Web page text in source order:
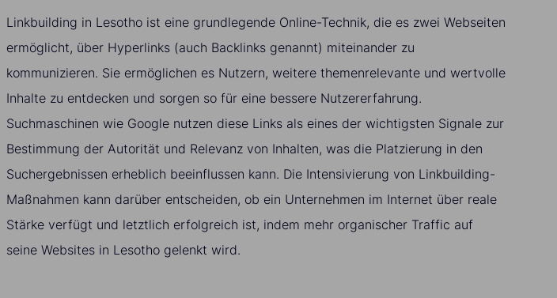
Linkbuilding in Lesotho ist eine grundlegende Online-Technik, die es zwei Webseiten
ermöglicht, über Hyperlinks (auch Backlinks genannt) miteinander zu
kommunizieren. Sie ermöglichen es Nutzern, weitere themenrelevante und wertvolle
Inhalte zu entdecken und sorgen so für eine bessere Nutzererfahrung.
Suchmaschinen wie Google nutzen diese Links als eines der wichtigsten Signale zur
Bestimmung der Autorität und Relevanz von Inhalten, was die Platzierung in den
Suchergebnissen erheblich beeinflussen kann. Die Intensivierung von Linkbuilding-
Maßnahmen kann darüber entscheiden, ob ein Unternehmen im Internet über reale
Stärke verfügt und letztlich erfolgreich ist, indem mehr organischer Traffic auf
seine Websites in Lesotho gelenkt wird.